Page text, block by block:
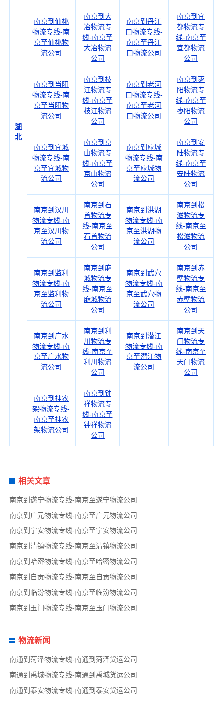
湖
北
南京到仙桃
物流专线-南
京至仙桃物
流公司
南京到大
冶物流专
线-南京至
大冶物流
公司
南京到丹江
口物流专线-
南京至丹江
口物流公司
南京到宜
都物流专
线-南京至
宜都物流
公司
南京到当阳
物流专线-南
京至当阳物
流公司
南京到枝
江物流专
线-南京至
枝江物流
公司
南京到老河
口物流专线-
南京至老河
口物流公司
南京到枣
阳物流专
线-南京至
枣阳物流
公司
南京到宜城
物流专线-南
京至宜城物
流公司
南京到京
山物流专
线-南京至
京山物流
公司
南京到应城
物流专线-南
京至应城物
流公司
南京到安
陆物流专
线-南京至
安陆物流
公司
南京到汉川
物流专线-南
京至汉川物
流公司
南京到石
首物流专
线-南京至
石首物流
公司
南京到洪湖
物流专线-南
京至洪湖物
流公司
南京到松
滋物流专
线-南京至
松滋物流
公司
南京到监利
物流专线-南
京至监利物
流公司
南京到麻
城物流专
线-南京至
麻城物流
公司
南京到武穴
物流专线-南
京至武穴物
流公司
南京到赤
壁物流专
线-南京至
赤壁物流
公司
南京到广水
物流专线-南
京至广水物
流公司
南京到利
川物流专
线-南京至
利川物流
公司
南京到潜江
物流专线-南
京至潜江物
流公司
南京到天
门物流专
线-南京至
天门物流
公司
南京到神农
架物流专线-
南京至神农
架物流公司
南京到钟
祥物流专
线-南京至
钟祥物流
公司
相关文章
南京到遂宁物流专线-南京至遂宁物流公司
南京到广元物流专线-南京至广元物流公司
南京到宁安物流专线-南京至宁安物流公司
南京到清镇物流专线-南京至清镇物流公司
南京到哈密物流专线-南京至哈密物流公司
南京到自贡物流专线-南京至自贡物流公司
南京到临汾物流专线-南京至临汾物流公司
南京到玉门物流专线-南京至玉门物流公司
物流新闻
南通到菏泽物流专线-南通到菏泽货运公司
南通到禹城物流专线-南通到禹城货运公司
南通到泰安物流专线-南通到泰安货运公司